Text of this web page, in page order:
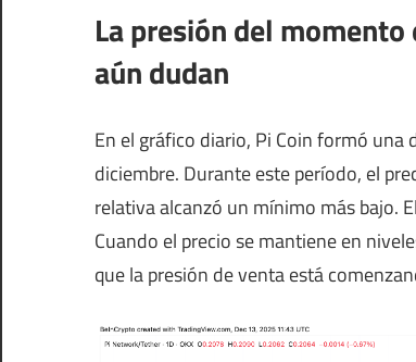
La presión del
aún dudan
En el gráfico diario, Pi Coin formó
diciembre. Durante este período, el
relativa alcanzó un mínimo más bajo.
Cuando el precio se mantiene en
que la presión de venta está